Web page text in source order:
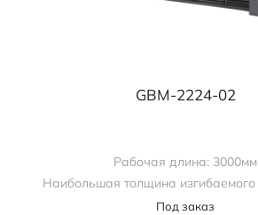
GBM-2224-02
Рабочая длина: 3000мм
Наибольшая толщина изгибаемого
Под заказ